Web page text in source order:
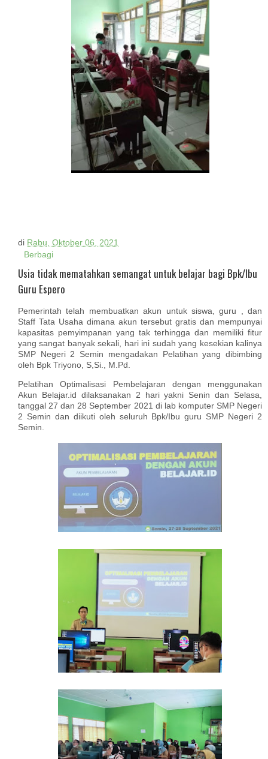
di Rabu, Oktober 06, 2021
Berbagi
Usia tidak mematahkan semangat untuk belajar bagi Bpk/Ibu
Guru Espero
Pemerintah telah membuatkan akun untuk siswa, guru , dan
Staff Tata Usaha dimana akun tersebut gratis dan mempunyai
kapasitas pemyimpanan yang tak terhingga dan memiliki fitur
yang sangat banyak sekali, hari ini sudah yang kesekian kalinya
SMP Negeri 2 Semin mengadakan Pelatihan yang dibimbing
oleh Bpk Triyono, S,Si., M.Pd.
Pelatihan Optimalisasi Pembelajaran dengan menggunakan
Akun Belajar.id dilaksanakan 2 hari yakni Senin dan Selasa,
tanggal 27 dan 28 September 2021 di lab komputer SMP Negeri
2 Semin dan diikuti oleh seluruh Bpk/Ibu guru SMP Negeri 2
Semin.